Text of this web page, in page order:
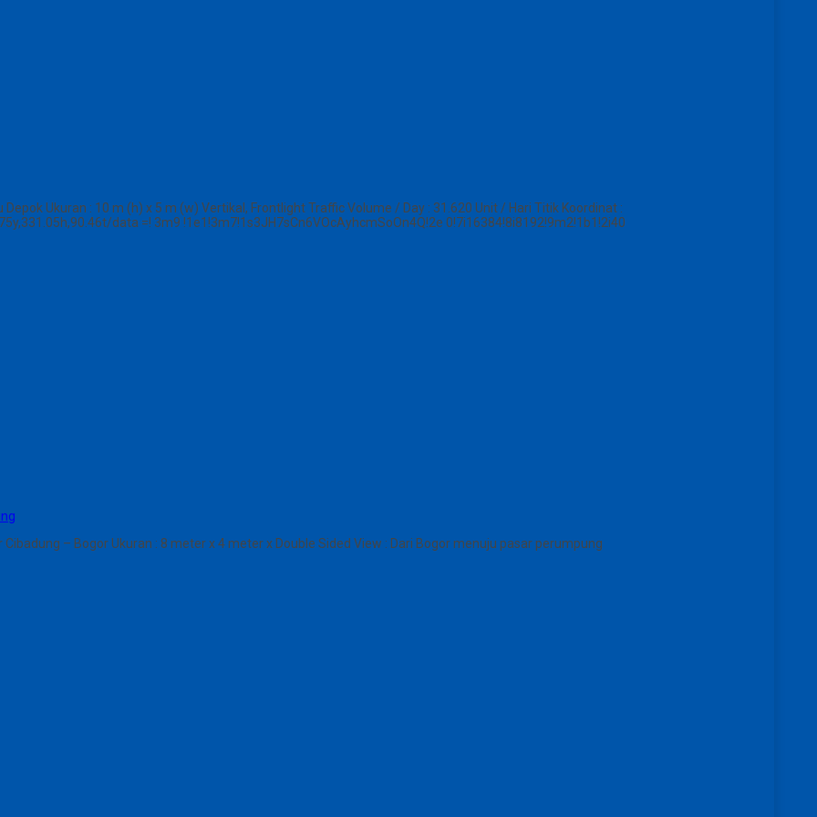
Ukuran : 10 m (h) x 5 m (w) Vertikal, Frontlight Traffic Volume / Day : 31.620 Unit / Hari Titik Koordinat :
data =! 3m9 !1e1!3m7!1s3JH7sCn6VOcAyhcmSoOn4Q!2e 0!7i16384!8i8192!9m2!1b1!2i40
– Bogor Ukuran : 8 meter x 4 meter x Double Sided View : Dari Bogor menuju pasar perumpung